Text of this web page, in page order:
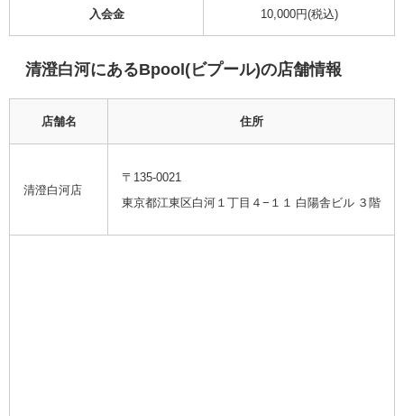
入会金 10,000円(税込)
清澄白河にあるBpool(ビプール)の店舗情報
店舗名 住所
清澄白河店
〒135-0021
東京都江東区白河１丁目４−１１ 白陽舎ビル ３階